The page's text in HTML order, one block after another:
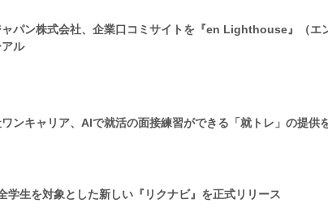
ャパン株式会社、企業口コミサイトを『en Lighthouse』（エ
アル
ンキャリア、AIで就活の面接練習ができる「就トレ」の提供
学生を対象とした新しい『リクナビ』を正式リリース